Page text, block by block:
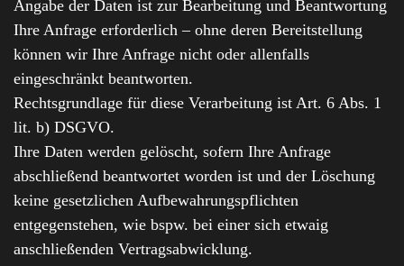
Angabe der Daten ist zur Bearbeitung und Beantwortung
Ihre Anfrage erforderlich – ohne deren Bereitstellung
können wir Ihre Anfrage nicht oder allenfalls
eingeschränkt beantworten.
Rechtsgrundlage für diese Verarbeitung ist Art. 6 Abs. 1
lit. b) DSGVO.
Ihre Daten werden gelöscht, sofern Ihre Anfrage
abschließend beantwortet worden ist und der Löschung
keine gesetzlichen Aufbewahrungspflichten
entgegenstehen, wie bspw. bei einer sich etwaig
anschließenden Vertragsabwicklung.